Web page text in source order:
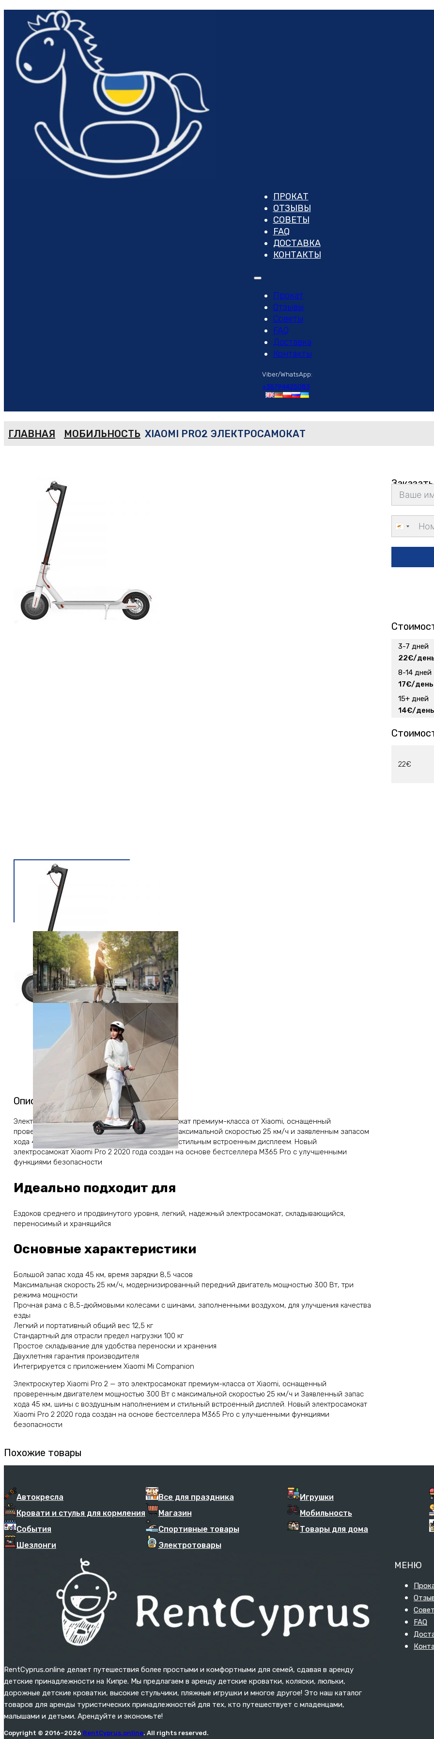
ПРОКАТ
ОТЗЫВЫ
СОВЕТЫ
FAQ
ДОСТАВКА
КОНТАКТЫ
Прокат
Отзывы
Советы
FAQ
Доставка
Контакты
Viber/WhatsApp:
+35794425083
ГЛАВНАЯ МОБИЛЬНОСТЬ XIAOMI PRO2 ЭЛЕКТРОСАМОКАТ
Описание
Электросамокат Xiaomi Pro 2 — это электросамокат премиум-класса от Xiaomi, оснащенный
проверенным двигателем мощностью 300 Вт, максимальной скоростью 25 км/ч и заявленным запасом
хода 45 км, наполненными воздухом шинами и стильным встроенным дисплеем. Новый
электросамокат Xiaomi Pro 2 2020 года создан на основе бестселлера M365 Pro с улучшенными
функциями безопасности
Идеально подходит для
Ездоков среднего и продвинутого уровня, легкий, надежный электросамокат, складывающийся,
переносимый и хранящийся
Основные характеристики
Большой запас хода 45 км, время зарядки 8,5 часов
Максимальная скорость 25 км/ч, модернизированный передний двигатель мощностью 300 Вт, три
режима мощности
Прочная рама с 8,5-дюймовыми колесами с шинами, заполненными воздухом, для улучшения качества
езды
Легкий и портативный общий вес 12,5 кг
Стандартный для отрасли предел нагрузки 100 кг
Простое складывание для удобства переноски и хранения
Двухлетняя гарантия производителя
Интегрируется с приложением Xiaomi Mi Companion
Электроскутер Xiaomi Pro 2 — это электросамокат премиум-класса от Xiaomi, оснащенный
проверенным двигателем мощностью 300 Вт с максимальной скоростью 25 км/ч и Заявленный запас
хода 45 км, шины с воздушным наполнением и стильный встроенный дисплей. Новый электросамокат
Xiaomi Pro 2 2020 года создан на основе бестселлера M365 Pro с улучшенными функциями
безопасности
Cyprus
3-7 дней
22€/
8-14 дней
17€/день
15+ дней
14€/день
22€
Похожие товары
Автокресла Все для праздника Игрушки
Кровати и стулья для кормления
Магазин Мобильность
События
Спортивные товары Товары для дома
Шезлонги
Электротовары
RentCyprus.online делает путешествия более простыми и комфортными для семей, сдавая в аренду
детские принадлежности на Кипре. Мы предлагаем в аренду детские кроватки, коляски, люльки,
дорожные детские кроватки, высокие стульчики, пляжные игрушки и многое другое! Это наш каталог
товаров для аренды туристических принадлежностей для тех, кто путешествует с младенцами,
малышами и детьми. Арендуйте и экономьте!
Copyright © 2016-2026 RentCyprus.online. All rights reserved.
МЕНЮ
FAQ